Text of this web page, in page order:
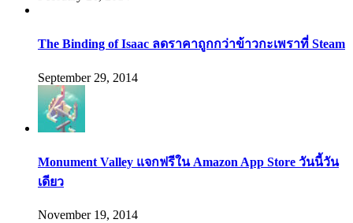
The Binding of Isaac ลดราคาถูกกว่าข้าวกะเพราที่ Steam
September 29, 2014
Monument Valley แจกฟรีใน Amazon App Store วันนี้วัน
เดียว
November 19, 2014